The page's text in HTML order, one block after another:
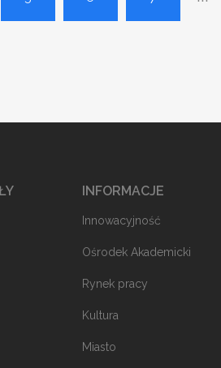
INFORMACJE
Innowacyjność
Ośrodek Akademicki
Rynek pracy
Kultura
Miasto